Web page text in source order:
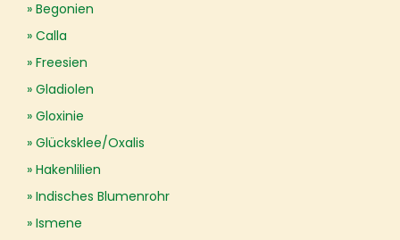
Begonien
Calla
Freesien
Gladiolen
Gloxinie
Glücksklee/Oxalis
Hakenlilien
Indisches Blumenrohr
Ismene